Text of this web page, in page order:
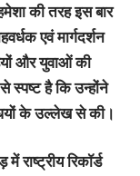
की तरह इस बार
एवं मार्गदर्शन
और युवाओं की
स्पष्ट है कि उन्होंने
के उल्लेख से की।
राष्ट्रीय रिकॉर्ड